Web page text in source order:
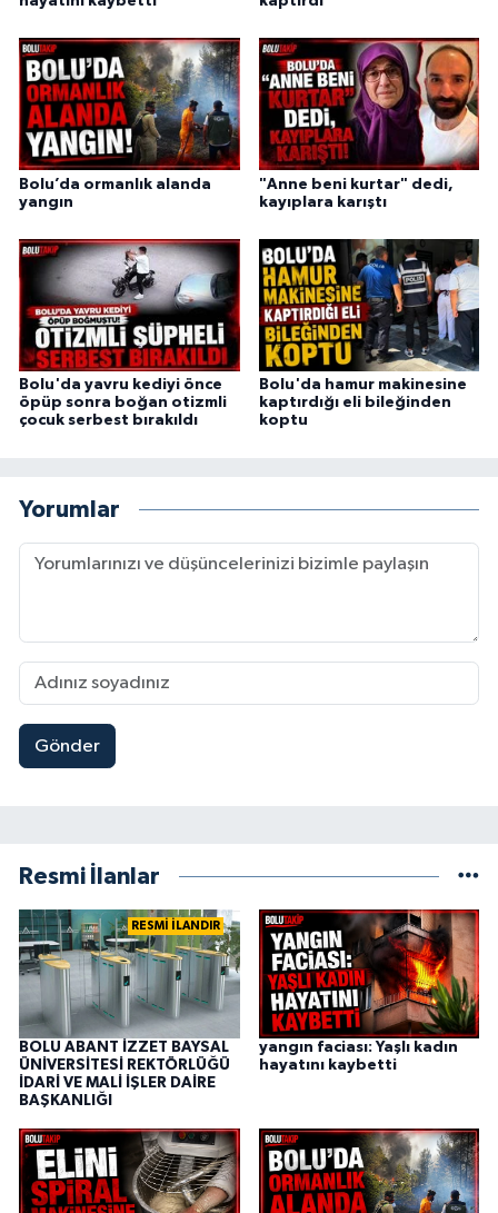
Bolu’da ormanlık alanda
yangın
"Anne beni kurtar" dedi,
kayıplara karıştı
Bolu'da yavru kediyi önce
öpüp sonra boğan otizmli
çocuk serbest bırakıldı
Bolu'da hamur makinesine
kaptırdığı eli bileğinden
koptu
Yorumlar
Gönder
Resmi İlanlar
RESMİ İLANDIR
BOLU ABANT İZZET BAYSAL
ÜNİVERSİTESİ REKTÖRLÜĞÜ
İDARİ VE MALİ İŞLER DAİRE
BAŞKANLIĞI
yangın faciası: Yaşlı kadın
hayatını kaybetti